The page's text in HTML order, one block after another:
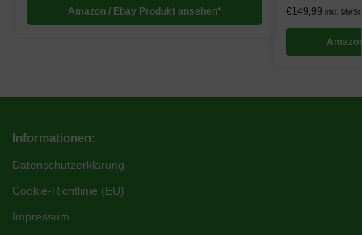
Amazon / Ebay Produkt ansehen* €149,99 inkl. MwSt.
Informationen:
Datenschutzerklärung
Cookie-Richtlinie (EU)
Impressum